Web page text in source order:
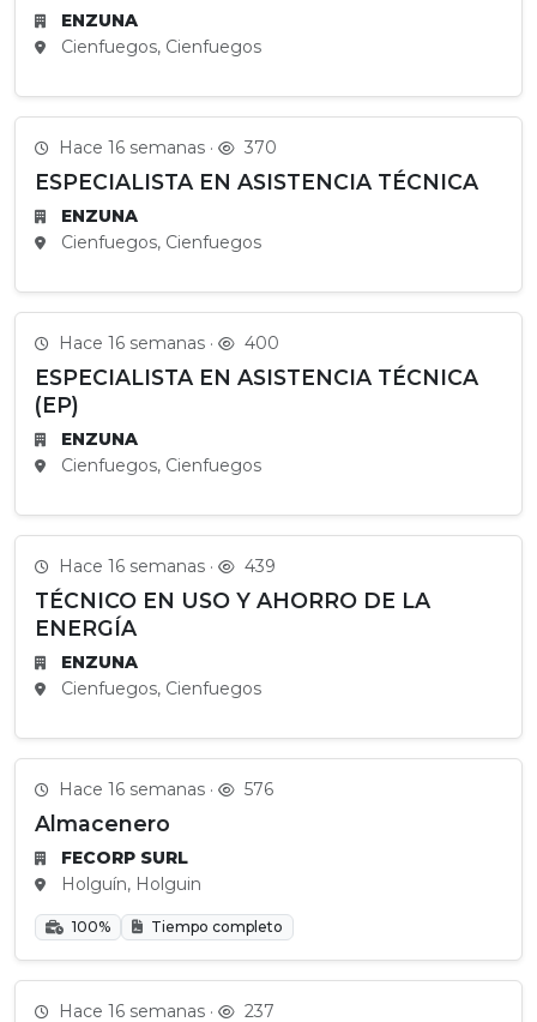
ENZUNA
Cienfuegos, Cienfuegos
Hace 16 semanas · 370
ESPECIALISTA EN ASISTENCIA TÉCNICA
ENZUNA
Cienfuegos, Cienfuegos
Hace 16 semanas · 400
ESPECIALISTA EN ASISTENCIA TÉCNICA
(EP)
ENZUNA
Cienfuegos, Cienfuegos
Hace 16 semanas · 439
TÉCNICO EN USO Y AHORRO DE LA
ENERGÍA
ENZUNA
Cienfuegos, Cienfuegos
Hace 16 semanas · 576
Almacenero
FECORP SURL
Holguín, Holguin
100% Tiempo completo
Hace 16 semanas · 237